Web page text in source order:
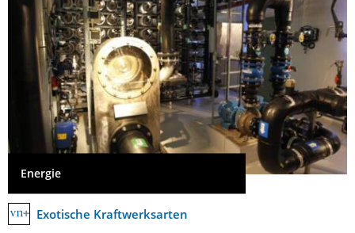
Energie
Exotische Kraftwerksarten